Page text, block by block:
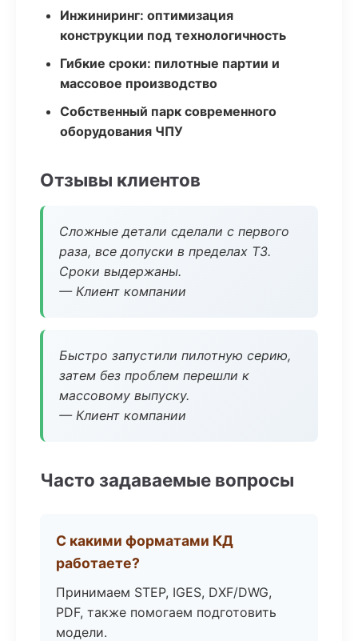
Инжиниринг: оптимизация
конструкции под технологичность
Гибкие сроки: пилотные партии и
массовое производство
Собственный парк современного
оборудования ЧПУ
Отзывы клиентов
Сложные детали сделали с первого
раза, все допуски в пределах ТЗ.
Сроки выдержаны.
— Клиент компании
Быстро запустили пилотную серию,
затем без проблем перешли к
массовому выпуску.
— Клиент компании
Часто задаваемые вопросы
С какими форматами КД
работаете?
Принимаем STEP, IGES, DXF/DWG,
PDF, также помогаем подготовить
модели.